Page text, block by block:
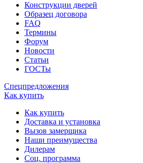
Конструкции дверей
Образец договора
FAQ
Термины
Форум
Новости
Статьи
ГОСТы
Спецпредложения
Как купить
Как купить
Доставка и установка
Вызов замерщика
Наши преимущества
Дилерам
Соц. программа